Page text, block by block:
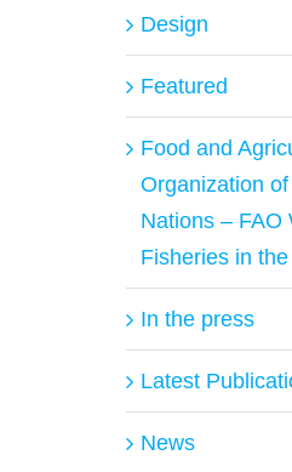
Design
Featured
Food and
Organization
Nations – FAO
Fisheries in
In the press
Latest
News